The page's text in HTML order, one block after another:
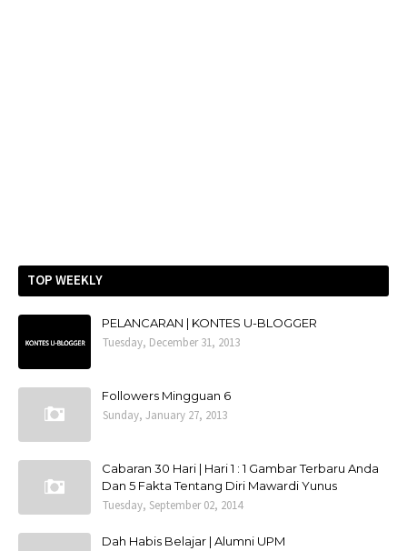
TOP WEEKLY
PELANCARAN | KONTES U-BLOGGER
Tuesday, December 31, 2013
Followers Mingguan 6
Sunday, January 27, 2013
Cabaran 30 Hari | Hari 1 : 1 Gambar Terbaru Anda
Dan 5 Fakta Tentang Diri Mawardi Yunus
Tuesday, September 02, 2014
Dah Habis Belajar | Alumni UPM